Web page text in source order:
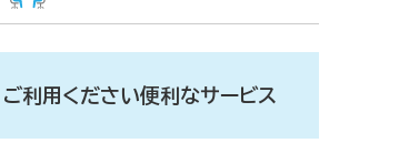
ご利用ください便利なサービス